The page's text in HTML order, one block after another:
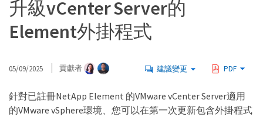
升級vCenter Server的
Element外掛程式
05/09/2025 貢獻者 建議變更 PDF
針對已註冊NetApp Element 的VMware vCenter Server適用
的VMware vSphere環境、您可以在第一次更新包含外掛程式